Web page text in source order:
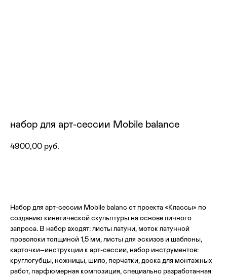
набор для арт-сессии Mobile balance
4900,00 руб.
Набор для арт-сессии Mobile balanc от проекта «Классы» по
созданию кинетической скульптуры на основе личного
запроса. В набор входят: листы латуни, моток латунной
проволоки толщиной 1,5 мм, листы для эскизов и шаблоны,
карточки–инструкции к арт-сессии, набор инструментов:
круглогубцы, ножницы, шило, перчатки, доска для монтажных
работ, парфюмерная композиция, специально разработанная